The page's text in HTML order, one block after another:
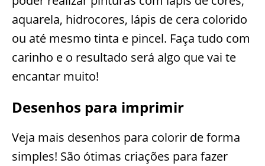
aquarela, hidrocores, lápis de cera colorido
ou até mesmo tinta e pincel. Faça tudo com
carinho e o resultado será algo que vai te
encantar muito!
Desenhos para imprimir
Veja mais desenhos para colorir de forma
simples! São ótimas criações para fazer